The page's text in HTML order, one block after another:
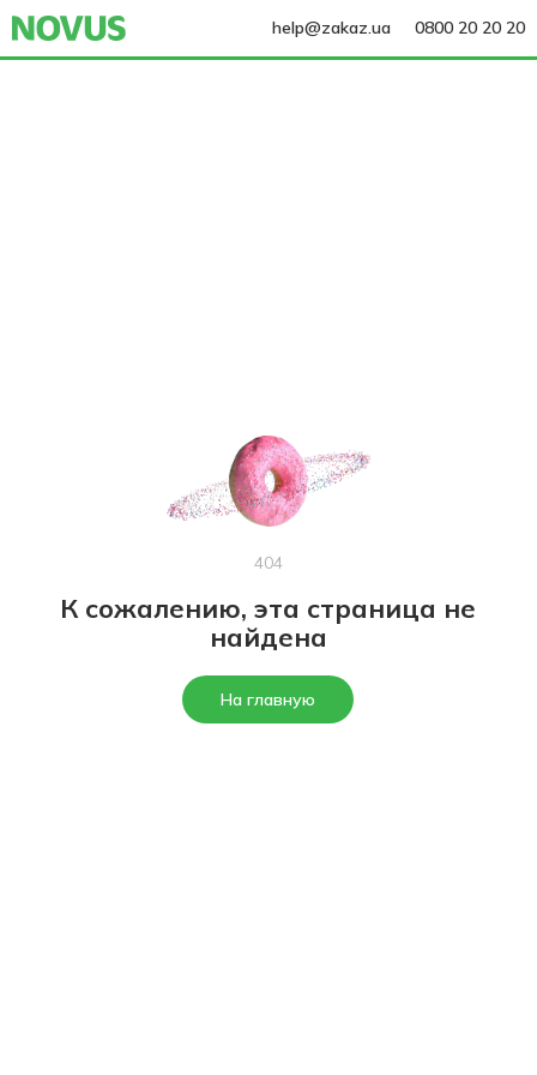
help@zakaz.ua 0800 20 20 20
404
К сожалению, эта страница не
найдена
На главную